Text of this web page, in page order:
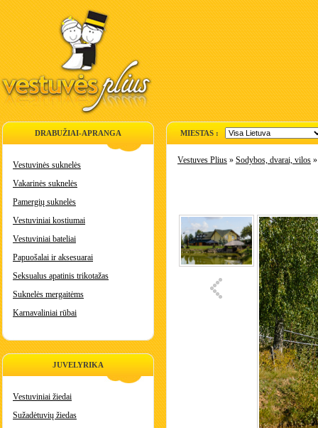
DRABUŽIAI-APRANGA
Vestuvinės suknelės
Vakarinės suknelės
Pamergių suknelės
Vestuviniai kostiumai
Vestuviniai bateliai
Papuošalai ir aksesuarai
Seksualus apatinis trikotažas
Suknelės mergaitėms
Karnavaliniai rūbai
JUVELYRIKA
Vestuviniai žiedai
Sužadėtuvių žiedas
MIESTAS :
Vestuves Plius » Sodybos, dvarai, vilos